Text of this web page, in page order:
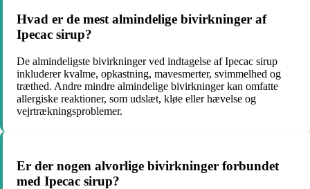
Hvad er de mest almindelige bivirkninger af
Ipecac sirup?
De almindeligste bivirkninger ved indtagelse af Ipecac sirup
inkluderer kvalme, opkastning, mavesmerter, svimmelhed og
træthed. Andre mindre almindelige bivirkninger kan omfatte
allergiske reaktioner, som udslæt, kløe eller hævelse og
vejrtrækningsproblemer.
Er der nogen alvorlige bivirkninger forbundet
med Ipecac sirup?